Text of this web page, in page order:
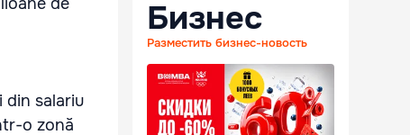
din salariu
o zonă
Бизнес
Разместить бизнес-новость